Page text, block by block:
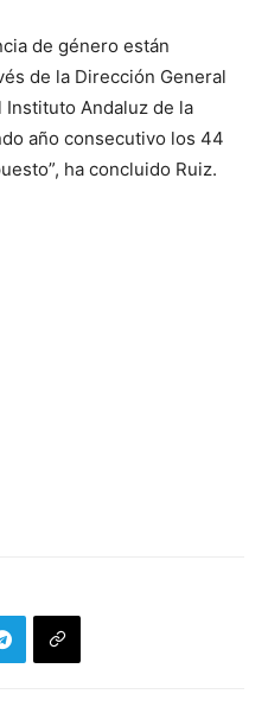
de género están
de la Dirección General
Andaluz de la
año consecutivo los 44
ha concluido Ruiz.